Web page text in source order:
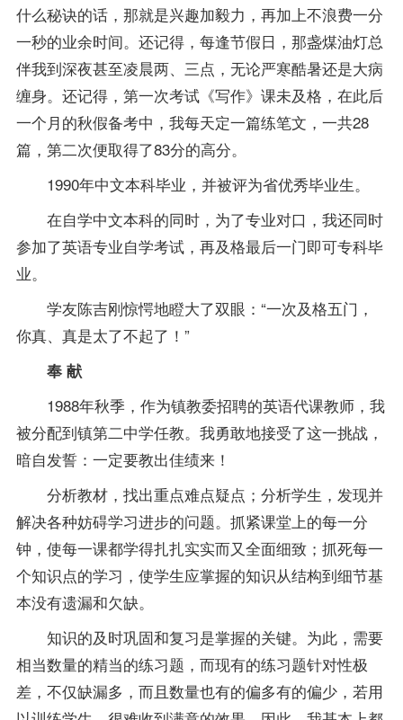
什么秘诀的话，那就是兴趣加毅力，再加上不浪费一分
一秒的业余时间。还记得，每逢节假日，那盏煤油灯总
伴我到深夜甚至凌晨两、三点，无论严寒酷暑还是大病
缠身。还记得，第一次考试《写作》课未及格，在此后
一个月的秋假备考中，我每天定一篇练笔文，一共28
篇，第二次便取得了83分的高分。
1990年中文本科毕业，并被评为省优秀毕业生。
在自学中文本科的同时，为了专业对口，我还同时
参加了英语专业自学考试，再及格最后一门即可专科毕
业。
学友陈吉刚惊愕地瞪大了双眼：“一次及格五门，
你真、真是太了不起了！”
奉 献
1988年秋季，作为镇教委招聘的英语代课教师，我
被分配到镇第二中学任教。我勇敢地接受了这一挑战，
暗自发誓：一定要教出佳绩来！
分析教材，找出重点难点疑点；分析学生，发现并
解决各种妨碍学习进步的问题。抓紧课堂上的每一分
钟，使每一课都学得扎扎实实而又全面细致；抓死每一
个知识点的学习，使学生应掌握的知识从结构到细节基
本没有遗漏和欠缺。
知识的及时巩固和复习是掌握的关键。为此，需要
相当数量的精当的练习题，而现有的练习题针对性极
差，不仅缺漏多，而且数量也有的偏多有的偏少，若用